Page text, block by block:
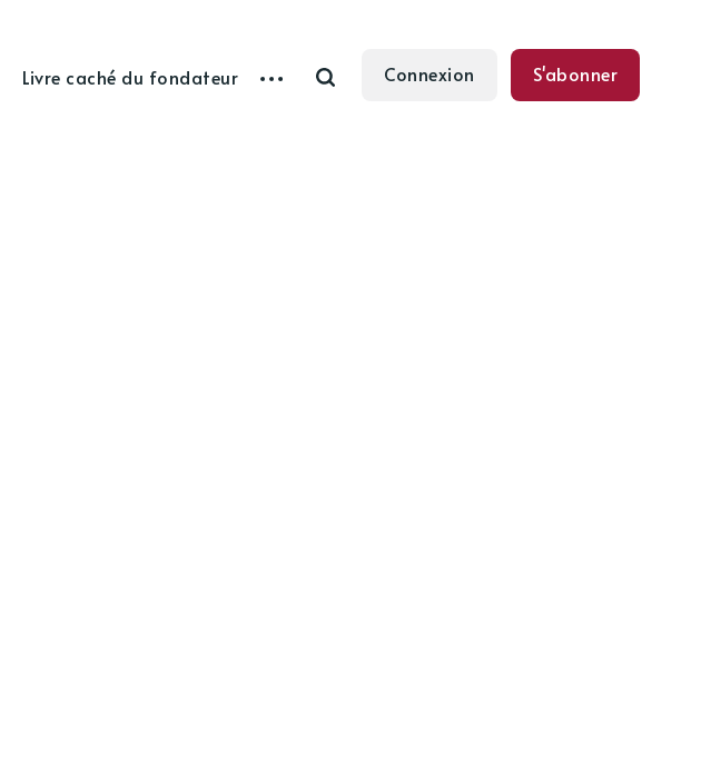
Livre caché du fondateur Connexion S'abonner